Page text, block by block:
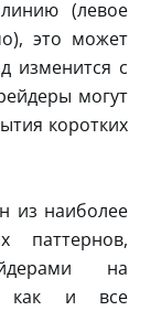
(левое
это может
изменится с
могут
коротких
из наиболее
паттернов,
на
как и все